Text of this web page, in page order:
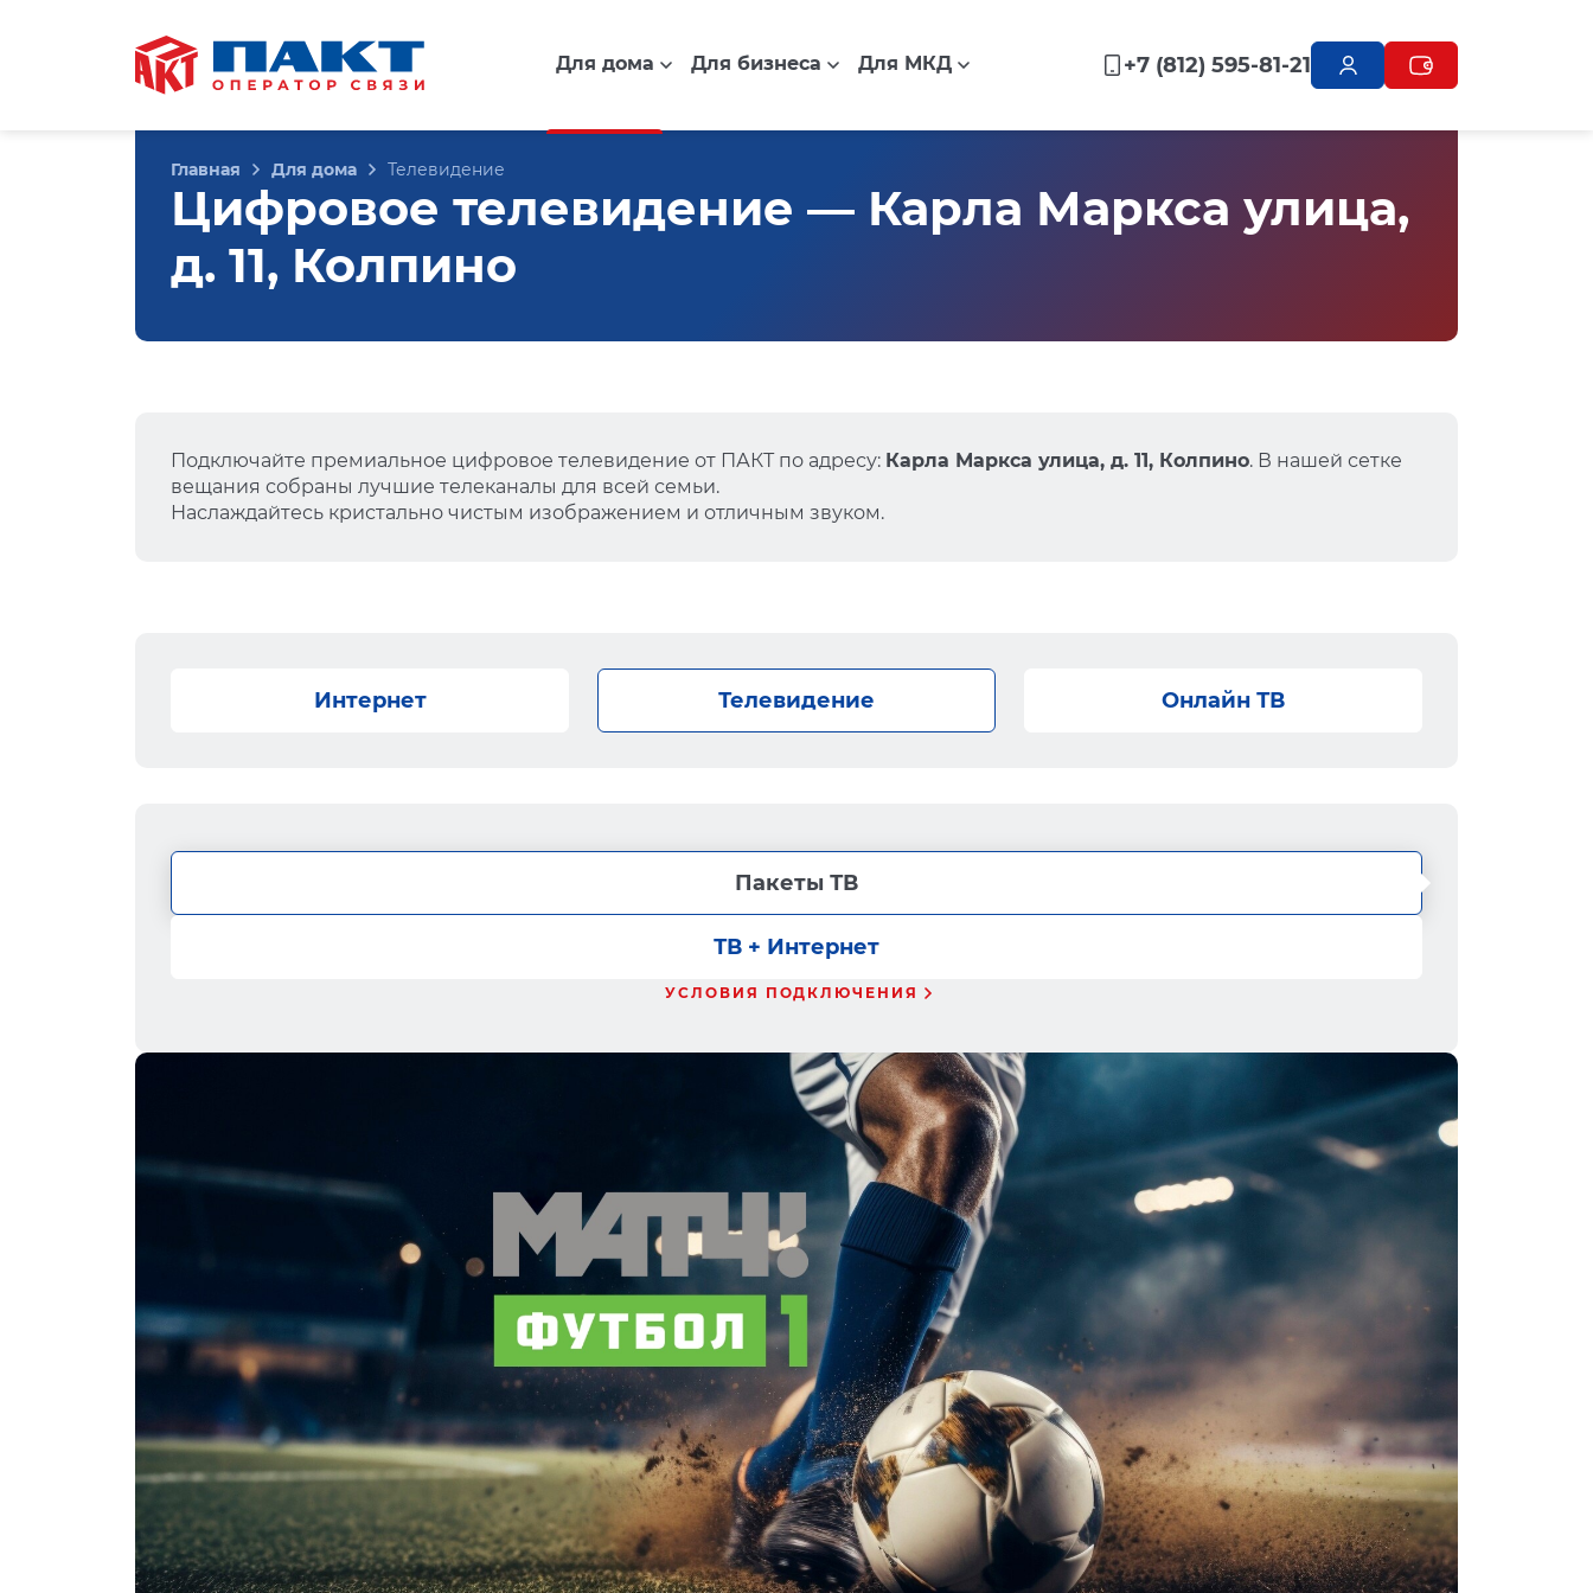
Для дома Для бизнеса Для МКД +7 (812) 595-81-21
Главная Для дома Телевидение
Цифровое телевидение — Карла Маркса улица,
д. 11, Колпино
Подключайте премиальное цифровое телевидение от ПАКТ по адресу: Карла Маркса улица, д. 11, Колпино. В нашей сетке
вещания собраны лучшие телеканалы для всей семьи.
Наслаждайтесь кристально чистым изображением и отличным звуком.
Интернет Телевидение Онлайн ТВ
Пакеты ТВ
ТВ + Интернет
УСЛОВИЯ ПОДКЛЮЧЕНИЯ